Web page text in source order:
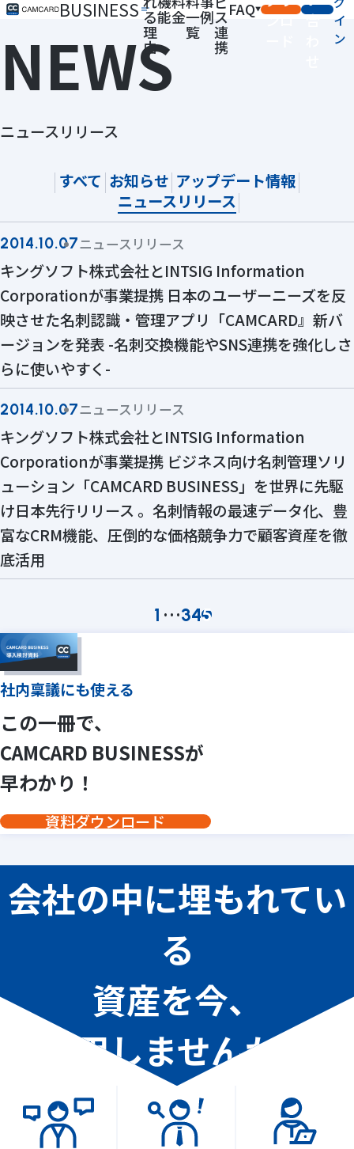
BUSINESS る
理
由
能金一
覧
例ス
連
携
FAQ
ンロ 合
イ
ン
NEWS
ニュースリリース
すべて お知らせ アップデート情報
ニュースリリース
2014.10.07ニュースリリース
キングソフト株式会社とINTSIG Information
Corporationが事業提携 日本のユーザーニーズを反
映させた名刺認識・管理アプリ「CAMCARD』新バ
ージョンを発表 -名刺交換機能やSNS連携を強化しさ
らに使いやすく-
2014.10.07ニュースリリース
キングソフト株式会社とINTSIG Information
Corporationが事業提携 ビジネス向け名刺管理ソリ
ューション「CAMCARD BUSINESS」を世界に先駆
け日本先行リリース 。名刺情報の最速データ化、豊
富なCRM機能、圧倒的な価格競争力で顧客資産を徹
底活用
1 …345
社内稟議にも使える
この一冊で、
CAMCARD BUSINESSが
早わかり！
資料ダウンロード
会社の中に埋もれてい
る
資産を今、
活用しませんか？